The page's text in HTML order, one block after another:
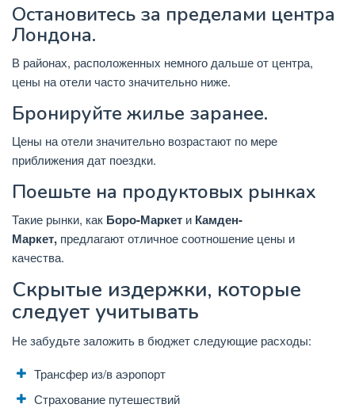
Остановитесь за пределами центра
Лондона.
В районах, расположенных немного дальше от центра,
цены на отели часто значительно ниже.
Бронируйте жилье заранее.
Цены на отели значительно возрастают по мере
приближения дат поездки.
Поешьте на продуктовых рынках
Такие рынки, как Боро-Маркет и Камден-
Маркет, предлагают отличное соотношение цены и
качества.
Скрытые издержки, которые
следует учитывать
Не забудьте заложить в бюджет следующие расходы:
Трансфер из/в аэропорт
Страхование путешествий